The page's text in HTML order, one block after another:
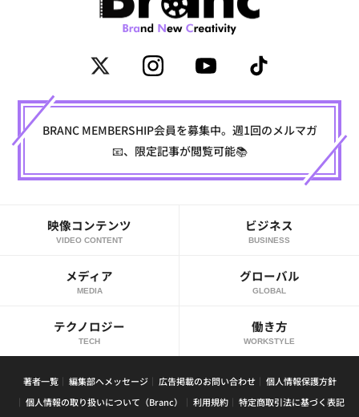
BRANC MEMBERSHIP会員を募集中。週1回のメルマガ
📧、限定記事が閲覧可能📚
映像コンテンツ
VIDEO CONTENT
ビジネス
BUSINESS
メディア
MEDIA
グローバル
GLOBAL
テクノロジー
TECH
働き方
WORKSTYLE
著者一覧 編集部へメッセージ 広告掲載のお問い合わせ
個人情報保護方針
個人情報の取り扱いについて（Branc）
利用規約
特定商取引法に基づく表記